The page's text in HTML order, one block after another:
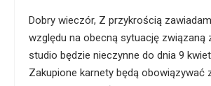
Dobry wieczór, Z przykrością
względu na obecną sytuację związaną
studio będzie nieczynne do dnia 9
Zakupione karnety będą obowiązywać